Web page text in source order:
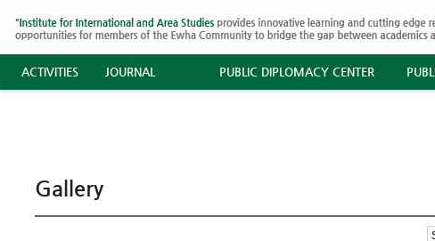
ACTIVITIES JOURNAL PUBLIC DIPLOMACY CENTER
Gallery